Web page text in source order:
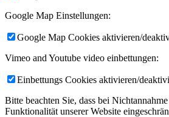
Google Map Einstellungen:
Google Map Cookies aktivieren/
Vimeo and Youtube video einbettungen:
Einbettungs Cookies aktivieren/
Bitte beachten Sie, dass bei
Funktionalität unserer Website